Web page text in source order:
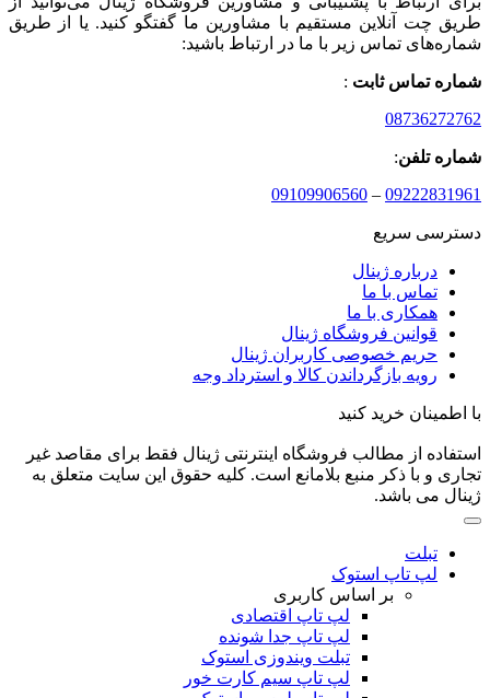
طریق چت آنلاین مستقیم با مشاورین ما گفتگو کنید. یا از طریق
شماره‌های تماس زیر با ما در ارتباط باشید:
شماره تماس ثابت :
08736272762
شماره تلفن:
09222831961
–
09109906560
دسترسی سریع
درباره ژینال
تماس با ما
همکاری با ما
قوانین فروشگاه ژینال
حریم خصوصی کاربران ژینال
رویه بازگرداندن کالا و استرداد وجه
با اطمینان خرید کنید
استفاده از مطالب فروشگاه اینترنتی ژینال فقط برای مقاصد غیر
تجاری و با ذکر منبع بلامانع است. کلیه حقوق این سایت متعلق به
ژینال می باشد.
تبلت
لپ تاپ استوک
بر اساس کاربری
لپ تاپ اقتصادی
لپ تاپ جدا شونده
تبلت ویندوزی استوک
لپ تاپ سیم کارت خور